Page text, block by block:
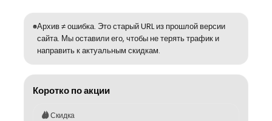
Архив ≠ ошибка. Это старый URL из прошлой версии
сайта. Мы оставили его, чтобы не терять трафик и
направить к актуальным скидкам.
Коротко по акции
Скидка